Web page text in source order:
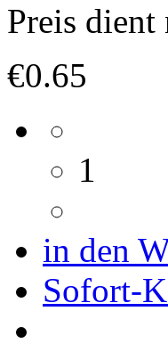
Preis
€0.65
1
in den
Sofort-